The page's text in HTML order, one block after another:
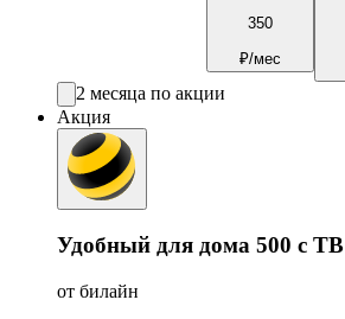
350
₽/мес
2 месяца по акции
Акция
Удобный для дома 500 с ТВ
от билайн